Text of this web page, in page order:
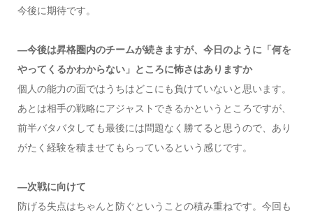
今後に期待です。
―今後は昇格圏内のチームが続きますが、今日のように「何を
やってくるかわからない」ところに怖さはありますか
個人の能力の面ではうちはどこにも負けていないと思います。
あとは相手の戦略にアジャストできるかというところですが、
前半バタバタしても最後には問題なく勝てると思うので、あり
がたく経験を積ませてもらっているという感じです。
―次戦に向けて
防げる失点はちゃんと防ぐということの積み重ねです。今回も